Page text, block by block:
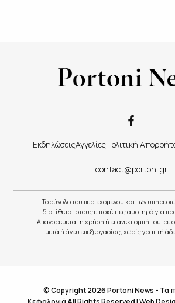
ΕκδηλώσειςΑγγελίεςΠολιτική
contact@portoni.gr
Το σύνολο του περιεχομένου και των
διατίθεται στους επισκέπτες αυστηρά για
Απαγορεύεται η χρήση ή επανεκπομπή του, σε
μετά ή άνευ επεξεργασίας, χωρίς γραπτή
© Copyright 2026 Portoni News - Τα